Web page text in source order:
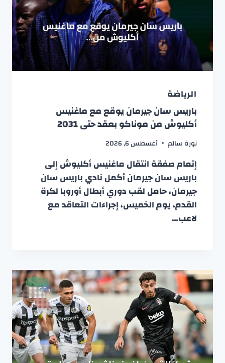
الرياضة
باريس سان جيرمان يوقع مع ماغنيس
أكليوش من موناكو بعقد حتى 2031
نورة سالم أغسطس 6, 2026
إتمام صفقة انتقال ماغنيس أكليوش إلى
باريس سان جيرمان أكمل نادي باريس سان
جيرمان، حامل لقب دوري أبطال أوروبا لكرة
القدم، يوم الخميس، إجراءات التعاقد مع
لاعب…